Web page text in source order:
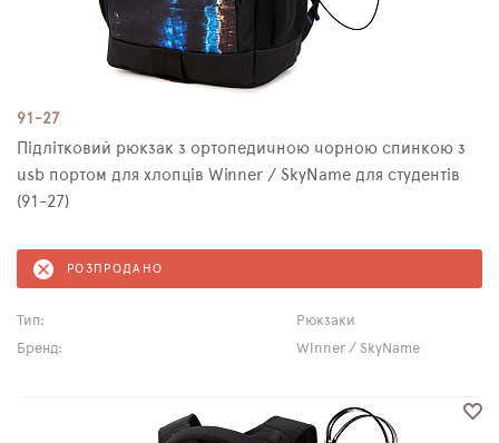
91-27
Підлітковий рюкзак з ортопедичною чорною спинкою з
usb портом для хлопців Winner / SkyName для студентів
(91-27)
РОЗПРОДАНО
Тип:
Рюкзаки
Бренд:
Winner / SkyName